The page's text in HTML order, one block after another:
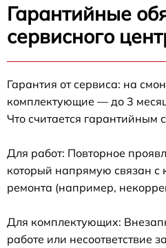
Гарантийные
сервисного
Гарантия от сервиса: на
комплектующие — до 3
Что считается гарантийным
Для работ: Повторное
который напрямую связан с
ремонта (например,
Для комплектующих:
работе или несоответствие